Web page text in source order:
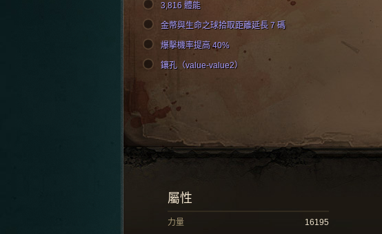
3,816 體能
金幣與生命之球拾取距離延長 7 碼
爆擊機率提高 40%
鑲孔（value-value2）
屬性
力量
16195